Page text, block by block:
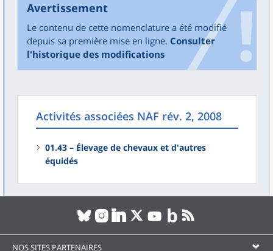
Avertissement
Le contenu de cette nomenclature a été modifié
depuis sa première mise en ligne. Consulter
l'historique des modifications
Activités associées NAF rév. 2, 2008
01.43 – Élevage de chevaux et d'autres
équidés
NOS SITES PARTENAIRES